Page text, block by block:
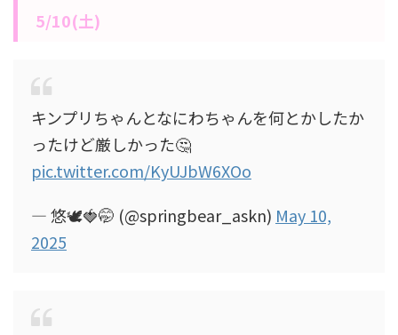
5/10(土)
キンプリちゃんとなにわちゃんを何とかしたか
ったけど厳しかった🤔
pic.twitter.com/KyUJbW6XOo
— 悠🕊🍓🤭 (@springbear_askn) May 10,
2025